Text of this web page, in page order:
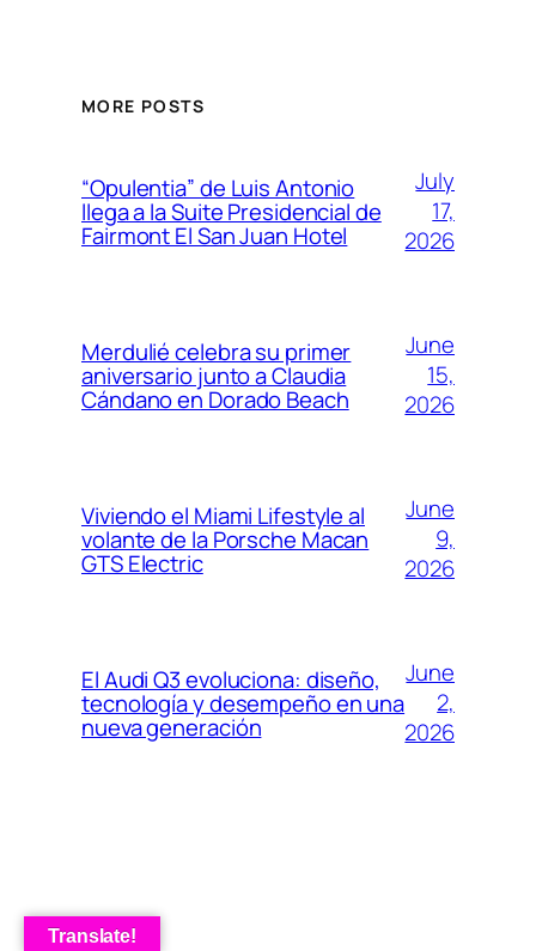
MORE POSTS
“Opulentia” de Luis Antonio
llega a la Suite Presidencial de
Fairmont El San Juan Hotel
July
17,
2026
Merdulié celebra su primer
aniversario junto a Claudia
Cándano en Dorado Beach
June
15,
2026
Viviendo el Miami Lifestyle al
volante de la Porsche Macan
GTS Electric
June
9,
2026
El Audi Q3 evoluciona: diseño,
tecnología y desempeño en una
nueva generación
June
2,
2026
Translate!